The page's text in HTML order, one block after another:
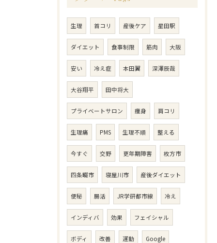
生理 首コリ 産後ケア 星田駅
ダイエット 食事制限 筋肉 大阪
安い 冷え症 本田翼 深澤辰哉
大谷翔平 田中将大
プライベートサロン 痩身 肩コリ
生理痛 PMS 生理不順 整える
今すぐ 交野 更年期障害 枚方市
四条畷市 寝屋川市 産後ダイエット
便秘 腸活 JR学研都市線 冷え
インディバ 効果 フェイシャル
ボディ 改善 運動 Google